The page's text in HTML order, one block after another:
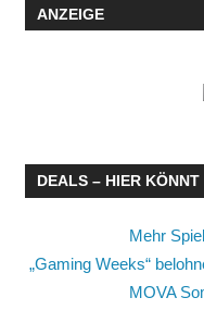
ANZEIGE
DEALS – HIER
Mehr
„Gaming Weeks“
MOVA